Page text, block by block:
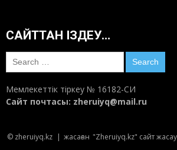
САЙТТАН ІЗДЕУ…
Search
for:
Мемлекеттік тіркеу № 16182-СИ
Сайт почтасы: zheruiyq@mail.ru
© zheruiyq.kz | жасаған "Zheruiyq.kz" сайт